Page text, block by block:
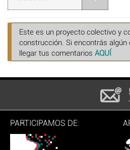
Este es un proyecto colectivo y
construcción. Si encontrás algún
llegar tus comentarios AQUÍ
PARTICIPAMOS DE: